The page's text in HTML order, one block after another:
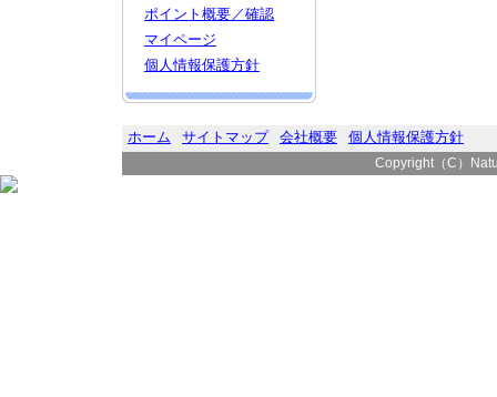
ポイント概要／確認
マイページ
個人情報保護方針
ホーム サイトマップ 会社概要 個人情報保護方針
Copyright（C）